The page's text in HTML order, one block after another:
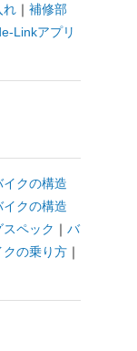
れ｜ 補修部
Linkアプリ
イクの構造
イクの構造
ペック ｜ バ
クの乗り方｜